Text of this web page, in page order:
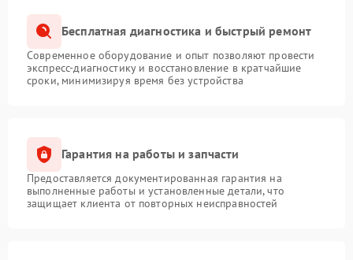
Бесплатная диагностика и быстрый ремонт
Современное оборудование и опыт позволяют провести
экспресс-диагностику и восстановление в кратчайшие
сроки, минимизируя время без устройства
Гарантия на работы и запчасти
Предоставляется документированная гарантия на
выполненные работы и установленные детали, что
защищает клиента от повторных неисправностей